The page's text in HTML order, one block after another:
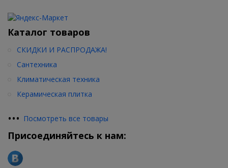
Каталог товаров
СКИДКИ И РАСПРОДАЖА!
Сантехника
Климатическая техника
Керамическая плитка
••• Посмотреть все товары
Присоединяйтесь к нам: